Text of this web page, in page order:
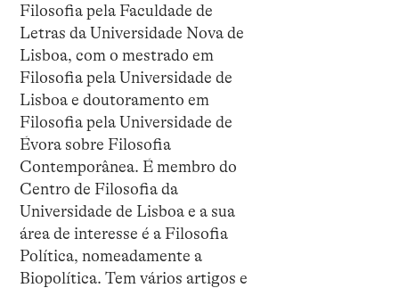
Filosofia pela Faculdade de
Letras da Universidade Nova de
Lisboa, com o mestrado em
Filosofia pela Universidade de
Lisboa e doutoramento em
Filosofia pela Universidade de
Évora sobre Filosofia
Contemporânea. É membro do
Centro de Filosofia da
Universidade de Lisboa e a sua
área de interesse é a Filosofia
Política, nomeadamente a
Biopolítica. Tem vários artigos e